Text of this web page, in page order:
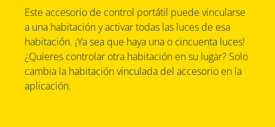
Este accesorio de control portátil puede vincularse
a una habitación y activar todas las luces de esa
habitación. ¡Ya sea que haya una o cincuenta luces!
¿Quieres controlar otra habitación en su lugar? Solo
cambia la habitación vinculada del accesorio en la
aplicación.